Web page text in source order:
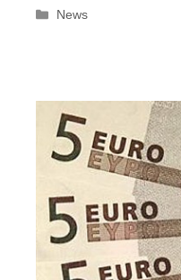
Categorie
News